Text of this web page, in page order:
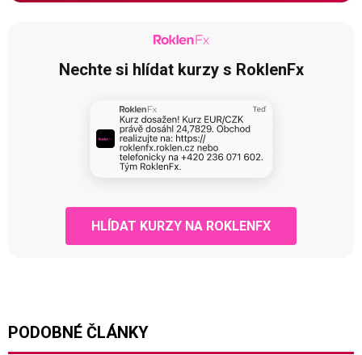
Nechte si hlídat kurzy s RoklenFx
HLÍDAT KURZY NA ROKLENFX
PODOBNÉ ČLÁNKY